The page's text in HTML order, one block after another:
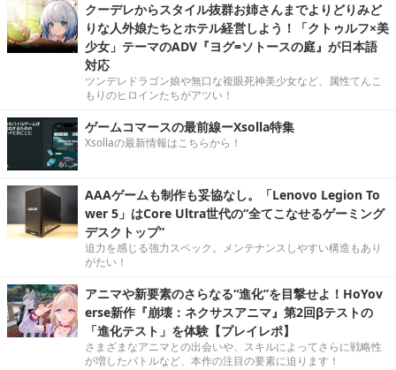
クーデレからスタイル抜群お姉さんまでよりどりみど
りな人外娘たちとホテル経営しよう！「クトゥルフ×美
少女」テーマのADV『ヨグ=ソトースの庭』が日本語
対応
ツンデレドラゴン娘や無口な複眼死神美少女など、属性てんこ
もりのヒロインたちがアツい！
ゲームコマースの最前線ーXsolla特集
Xsollaの最新情報はこちらから！
AAAゲームも制作も妥協なし。「Lenovo Legion To
wer 5」はCore Ultra世代の“全てこなせるゲーミング
デスクトップ”
迫力を感じる強力スペック。メンテナンスしやすい構造もあり
がたい！
アニマや新要素のさらなる“進化”を目撃せよ！HoYov
erse新作『崩壊：ネクサスアニマ』第2回βテストの
「進化テスト」を体験【プレイレポ】
さまざまなアニマとの出会いや、スキルによってさらに戦略性
が増したバトルなど、本作の注目の要素に迫ります！